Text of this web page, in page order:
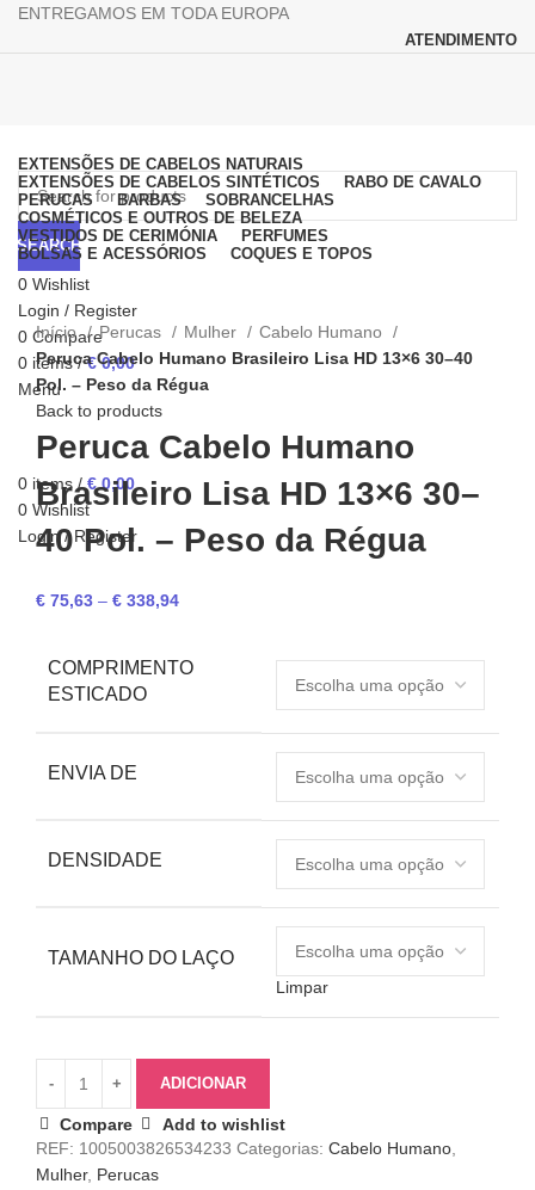
ENTREGAMOS EM TODA EUROPA
ATENDIMENTO
SEARCH
0 Wishlist
Login / Register
0 Compare
0 items / €0,00
Menu
0 items / €0,00
0 Wishlist
Login / Register
EXTENSÕES DE CABELOS NATURAIS
EXTENSÕES DE CABELOS SINTÉTICOS
RABO DE CAVALO
PERUCAS
BARBAS
SOBRANCELHAS
COSMÉTICOS E OUTROS DE BELEZA
VESTIDOS DE CERIMÓNIA
PERFUMES
BOLSAS E ACESSÓRIOS
COQUES E TOPOS
Click to enlarge
Início
Perucas Mulher
Cabelo Humano
Peruca Cabelo Humano Brasileiro Lisa HD 13×6 30–40
Pol. – Peso da Régua
Back to products
Peruca Cabelo Humano
Brasileiro Lisa HD 13×6 30–
40 Pol. – Peso da Régua
€ 75,63 – € 338,94
COMPRIMENTO
ESTICADO
ENVIA DE
DENSIDADE
TAMANHO DO LAÇO
Limpar
ADICIONAR
Compare
Add to wishlist
REF: 1005003826534233 Categorias: Cabelo Humano,
Mulher, Perucas